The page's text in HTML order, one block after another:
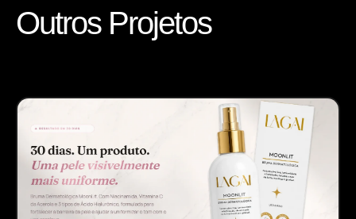
Outros Projetos